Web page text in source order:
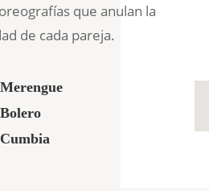
que anulan la
de cada pareja.
Merengue
Bolero
Cumbia